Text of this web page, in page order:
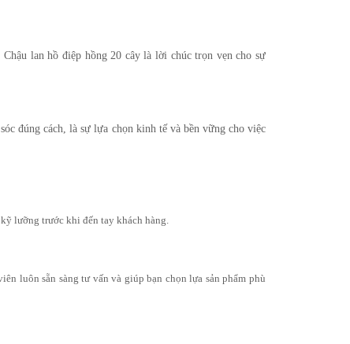
lan hồ điệp hồng 20 cây là lời chúc trọn vẹn cho sự
đúng cách, là sự lựa chọn kinh tế và bền vững cho việc
lưỡng trước khi đến tay khách hàng.
luôn sẵn sàng tư vấn và giúp bạn chọn lựa sản phẩm phù